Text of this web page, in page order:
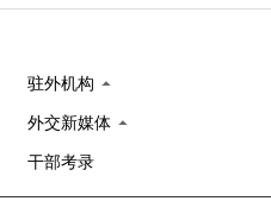
驻外机构
外交新媒体
干部考录